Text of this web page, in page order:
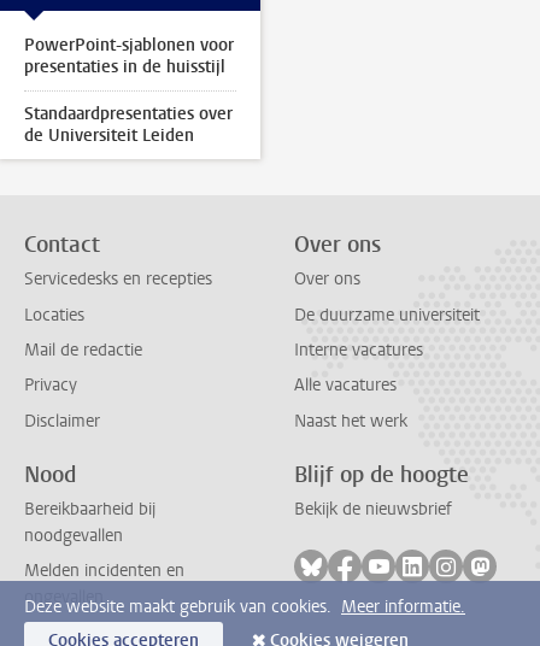
PowerPoint-sjablonen voor
presentaties in de huisstijl
Standaardpresentaties over
de Universiteit Leiden
Contact
Servicedesks en recepties
Locaties
Mail de redactie
Privacy
Disclaimer
Over ons
Over ons
De duurzame universiteit
Interne vacatures
Alle vacatures
Naast het werk
Nood
Bereikbaarheid bij
noodgevallen
Melden incidenten en
ongevallen
Blijf op de hoogte
Bekijk de nieuwsbrief
Volg ons op bluesky
Volg ons op facebook
Volg ons op
Volg ons op
Volg ons
Volg
Deze website maakt gebruik van cookies. Meer informatie.
Cookies accepteren
Cookies weigeren